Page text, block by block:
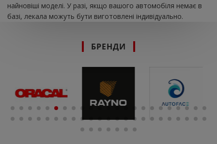
найновіші моделі. У разі, якщо вашого автомобіля немає в
базі, лекала можуть бути виготовлені індивідуально.
БРЕНДИ